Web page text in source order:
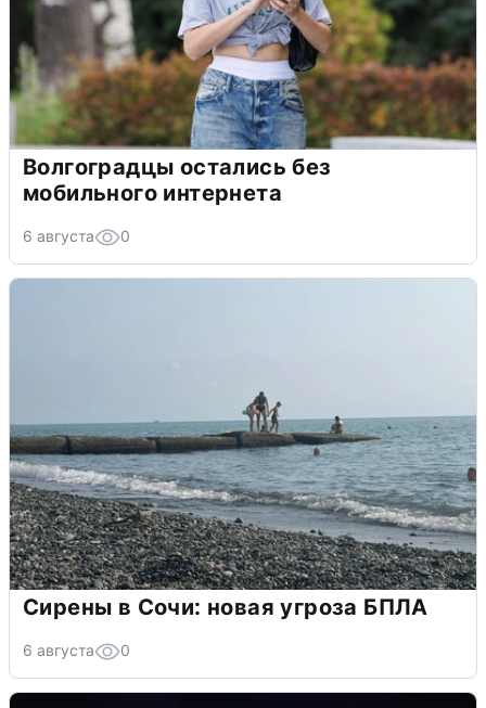
Волгоградцы остались без
мобильного интернета
6 августа 0
Сирены в Сочи: новая угроза БПЛА
6 августа 0